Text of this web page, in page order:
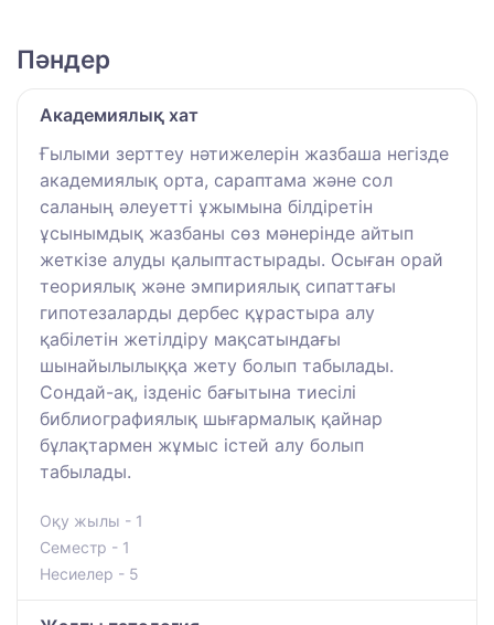
Пәндер
Академиялық хат
Ғылыми зерттеу нәтижелерін жазбаша негізде
академиялық орта, сараптама және сол
саланың әлеуетті ұжымына білдіретін
ұсынымдық жазбаны сөз мәнерінде айтып
жеткізе алуды қалыптастырады. Осыған орай
теориялық және эмпириялық сипаттағы
гипотезаларды дербес құрастыра алу
қабілетін жетілдіру мақсатындағы
шынайылылыққа жету болып табылады.
Сондай-ақ, ізденіс бағытына тиесілі
библиографиялық шығармалық қайнар
бұлақтармен жұмыс істей алу болып
табылады.
Оқу жылы - 1
Семестр - 1
Несиелер - 5